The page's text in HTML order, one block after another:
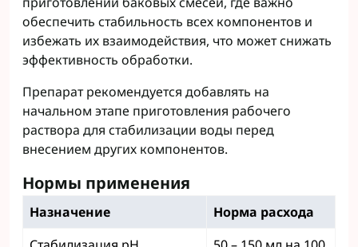
обеспечить стабильность всех компонентов и
избежать их взаимодействия, что может снижать
эффективность обработки.
Препарат рекомендуется добавлять на
начальном этапе приготовления рабочего
раствора для стабилизации воды перед
внесением других компонентов.
Нормы применения
Назначение
Норма расхода